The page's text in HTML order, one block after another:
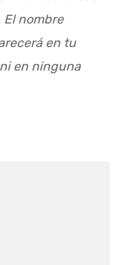
nombre
en tu
en ninguna